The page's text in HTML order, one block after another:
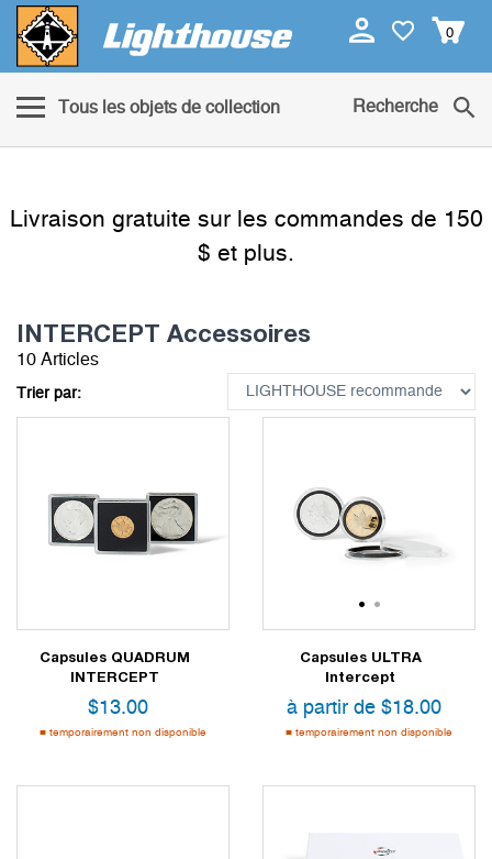
0
Tous les objets de collection Recherche
Livraison gratuite sur les commandes de 150
$ et plus.
INTERCEPT Accessoires
10 Articles
Trier par:
Capsules QUADRUM
INTERCEPT
$13.00
temporairement non disponible
1 2
Capsules ULTRA
Intercept
à partir de $18.00
temporairement non disponible